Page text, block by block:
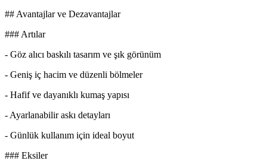
## Avantajlar ve Dezavantajlar
### Artılar
- Göz alıcı baskılı tasarım ve şık görünüm
- Geniş iç hacim ve düzenli bölmeler
- Hafif ve dayanıklı kumaş yapısı
- Ayarlanabilir askı detayları
- Günlük kullanım için ideal boyut
### Eksiler